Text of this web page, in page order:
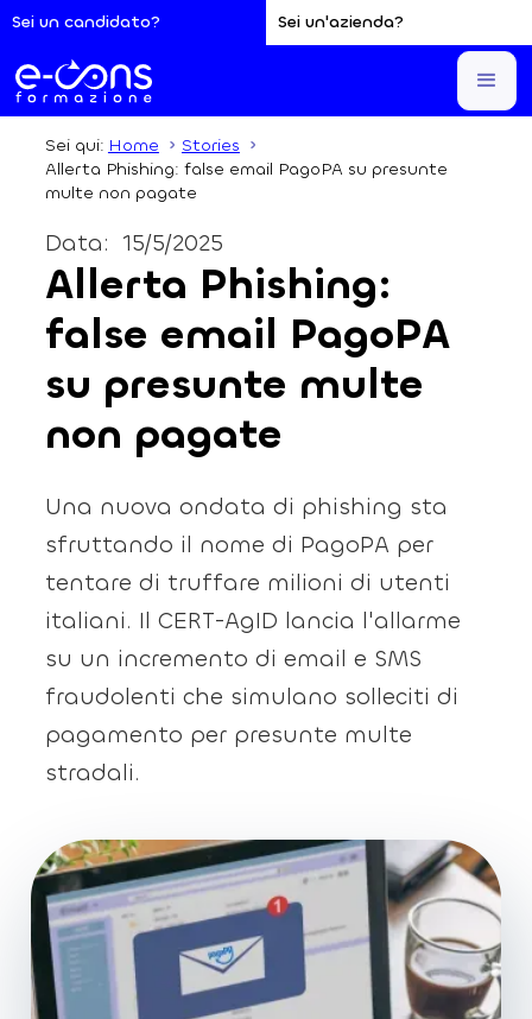
Sei un candidato? Sei un'azienda?
Sei qui: Home
Stories
Allerta Phishing: false email PagoPA su presunte
multe non pagate
15/5/2025
Data:
Allerta Phishing:
false email PagoPA
su presunte multe
non pagate
Una nuova ondata di phishing sta
sfruttando il nome di PagoPA per
tentare di truffare milioni di utenti
italiani. Il CERT-AgID lancia l'allarme
su un incremento di email e SMS
fraudolenti che simulano solleciti di
pagamento per presunte multe
stradali.